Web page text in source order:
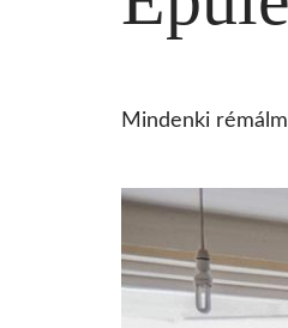
Mindenki